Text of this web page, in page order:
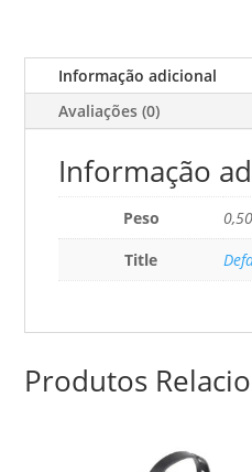
Informação adicional
Avaliações (0)
Informação
Peso
Title
Produtos